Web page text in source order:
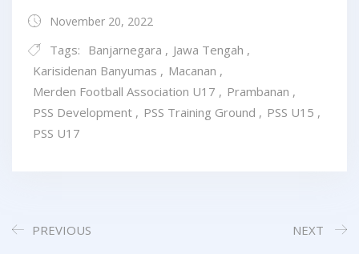
November 20, 2022
Tags: Banjarnegara , Jawa Tengah ,
Karisidenan Banyumas , Macanan ,
Merden Football Association U17 , Prambanan ,
PSS Development , PSS Training Ground , PSS U15 ,
PSS U17
PREVIOUS NEXT